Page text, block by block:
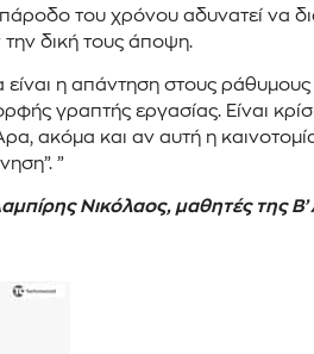
πάροδο του χρόνου αδυνατεί
δική τους άποψη.
η απάντηση στους
γραπτής εργασίας. Είναι
ακόμα και αν αυτή η
”
Νικόλαος, μαθητές της Β’